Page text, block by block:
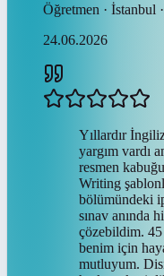
Öğretmen · İstanbul
24.06.2026
Yıllardır
yargım vardı
resmen
Writing
bölümündeki
sınav anında
çözebildim. 45
benim için
mutluyum.